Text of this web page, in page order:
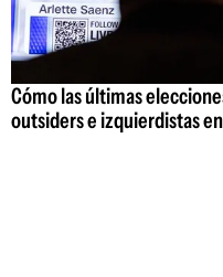
Cómo las últimas
outsiders e izquierdistas